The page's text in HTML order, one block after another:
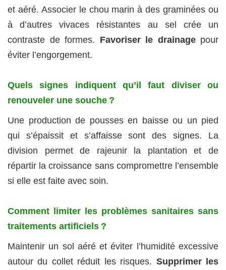
et aéré. Associer le chou marin à des graminées ou
à d’autres vivaces résistantes au sel crée un
contraste de formes. Favoriser le drainagepour
éviter l’engorgement.
Quels signes indiquent qu’il faut diviser ou
renouveler une souche ?
Une production de pousses en baisse ou un pied
qui s’épaissit et s’affaisse sont des signes. La
division permet de rajeunir la plantation et de
répartir la croissance sans compromettre l’ensemble
si elle est faite avec soin.
Comment limiter les problèmes sanitaires sans
traitements artificiels ?
Maintenir un sol aéré et éviter l’humidité excessive
autour du collet réduit les risques. Supprimer les